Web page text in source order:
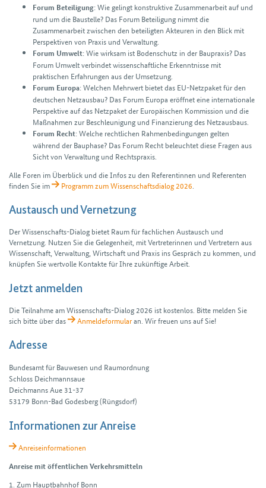
Forum Beteiligung: Wie gelingt konstruktive Zusammenarbeit auf und
rund um die Baustelle? Das Forum Beteiligung nimmt die
Zusammenarbeit zwischen den beteiligten Akteuren in den Blick mit
Perspektiven von Praxis und Verwaltung.
Forum Umwelt: Wie wirksam ist Bodenschutz in der Baupraxis? Das
Forum Umwelt verbindet wissenschaftliche Erkenntnisse mit
praktischen Erfahrungen aus der Umsetzung.
Forum Europa: Welchen Mehrwert bietet das EU-Netzpaket für den
deutschen Netzausbau? Das Forum Europa eröffnet eine internationale
Perspektive auf das Netzpaket der Europäischen Kommission und die
Maßnahmen zur Beschleunigung und Finanzierung des Netzausbaus.
Forum Recht: Welche rechtlichen Rahmenbedingungen gelten
während der Bauphase? Das Forum Recht beleuchtet diese Fragen aus
Sicht von Verwaltung und Rechtspraxis.
Alle Foren im Überblick und die Infos zu den Referentinnen und Referenten
finden Sie im
Programm zum Wissenschaftsdialog 2026
Austausch und Vernetzung
Der Wissenschafts-Dialog bietet Raum für fachlichen Austausch und
Vernetzung. Nutzen Sie die Gelegenheit, mit Vertreterinnen und Vertretern aus
Wissenschaft, Verwaltung, Wirtschaft und Praxis ins Gespräch zu kommen, und
knüpfen Sie wertvolle Kontakte für Ihre zukünftige Arbeit.
Jetzt anmelden
Die Teilnahme am Wissenschafts-Dialog 2026 ist kostenlos. Bitte melden Sie
sich bitte über das
Anmeldeformularan. Wir freuen uns auf Sie!
Adresse
Bundesamt für Bauwesen und Raumordnung
Schloss Deichmannsaue
Deichmanns Aue 31-37
53179 Bonn-Bad Godesberg (Rüngsdorf)
Informationen zur Anreise
Anreiseinformationen
Anreise mit öffentlichen Verkehrsmitteln
1. Zum Hauptbahnhof Bonn